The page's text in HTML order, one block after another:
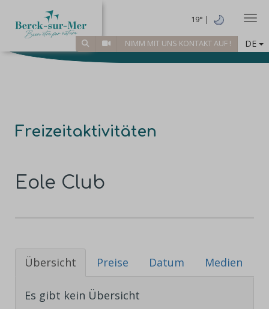
19° |
NIMM MIT UNS KONTAKT AUF ! DE
Freizeitaktivitäten
Eole Club
Übersicht Preise Datum Medien
Es gibt kein Übersicht